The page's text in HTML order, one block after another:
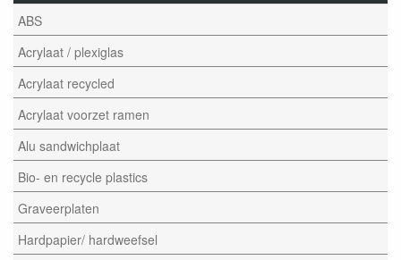
ABS
Acrylaat / plexiglas
Acrylaat recycled
Acrylaat voorzet ramen
Alu sandwichplaat
Bio- en recycle plastics
Graveerplaten
Hardpapier/ hardweefsel